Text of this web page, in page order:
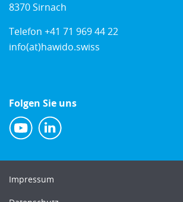
8370 Sirnach
Telefon +41 71 969 44 22
info(at)hawido.swiss
Folgen Sie uns
Impressum